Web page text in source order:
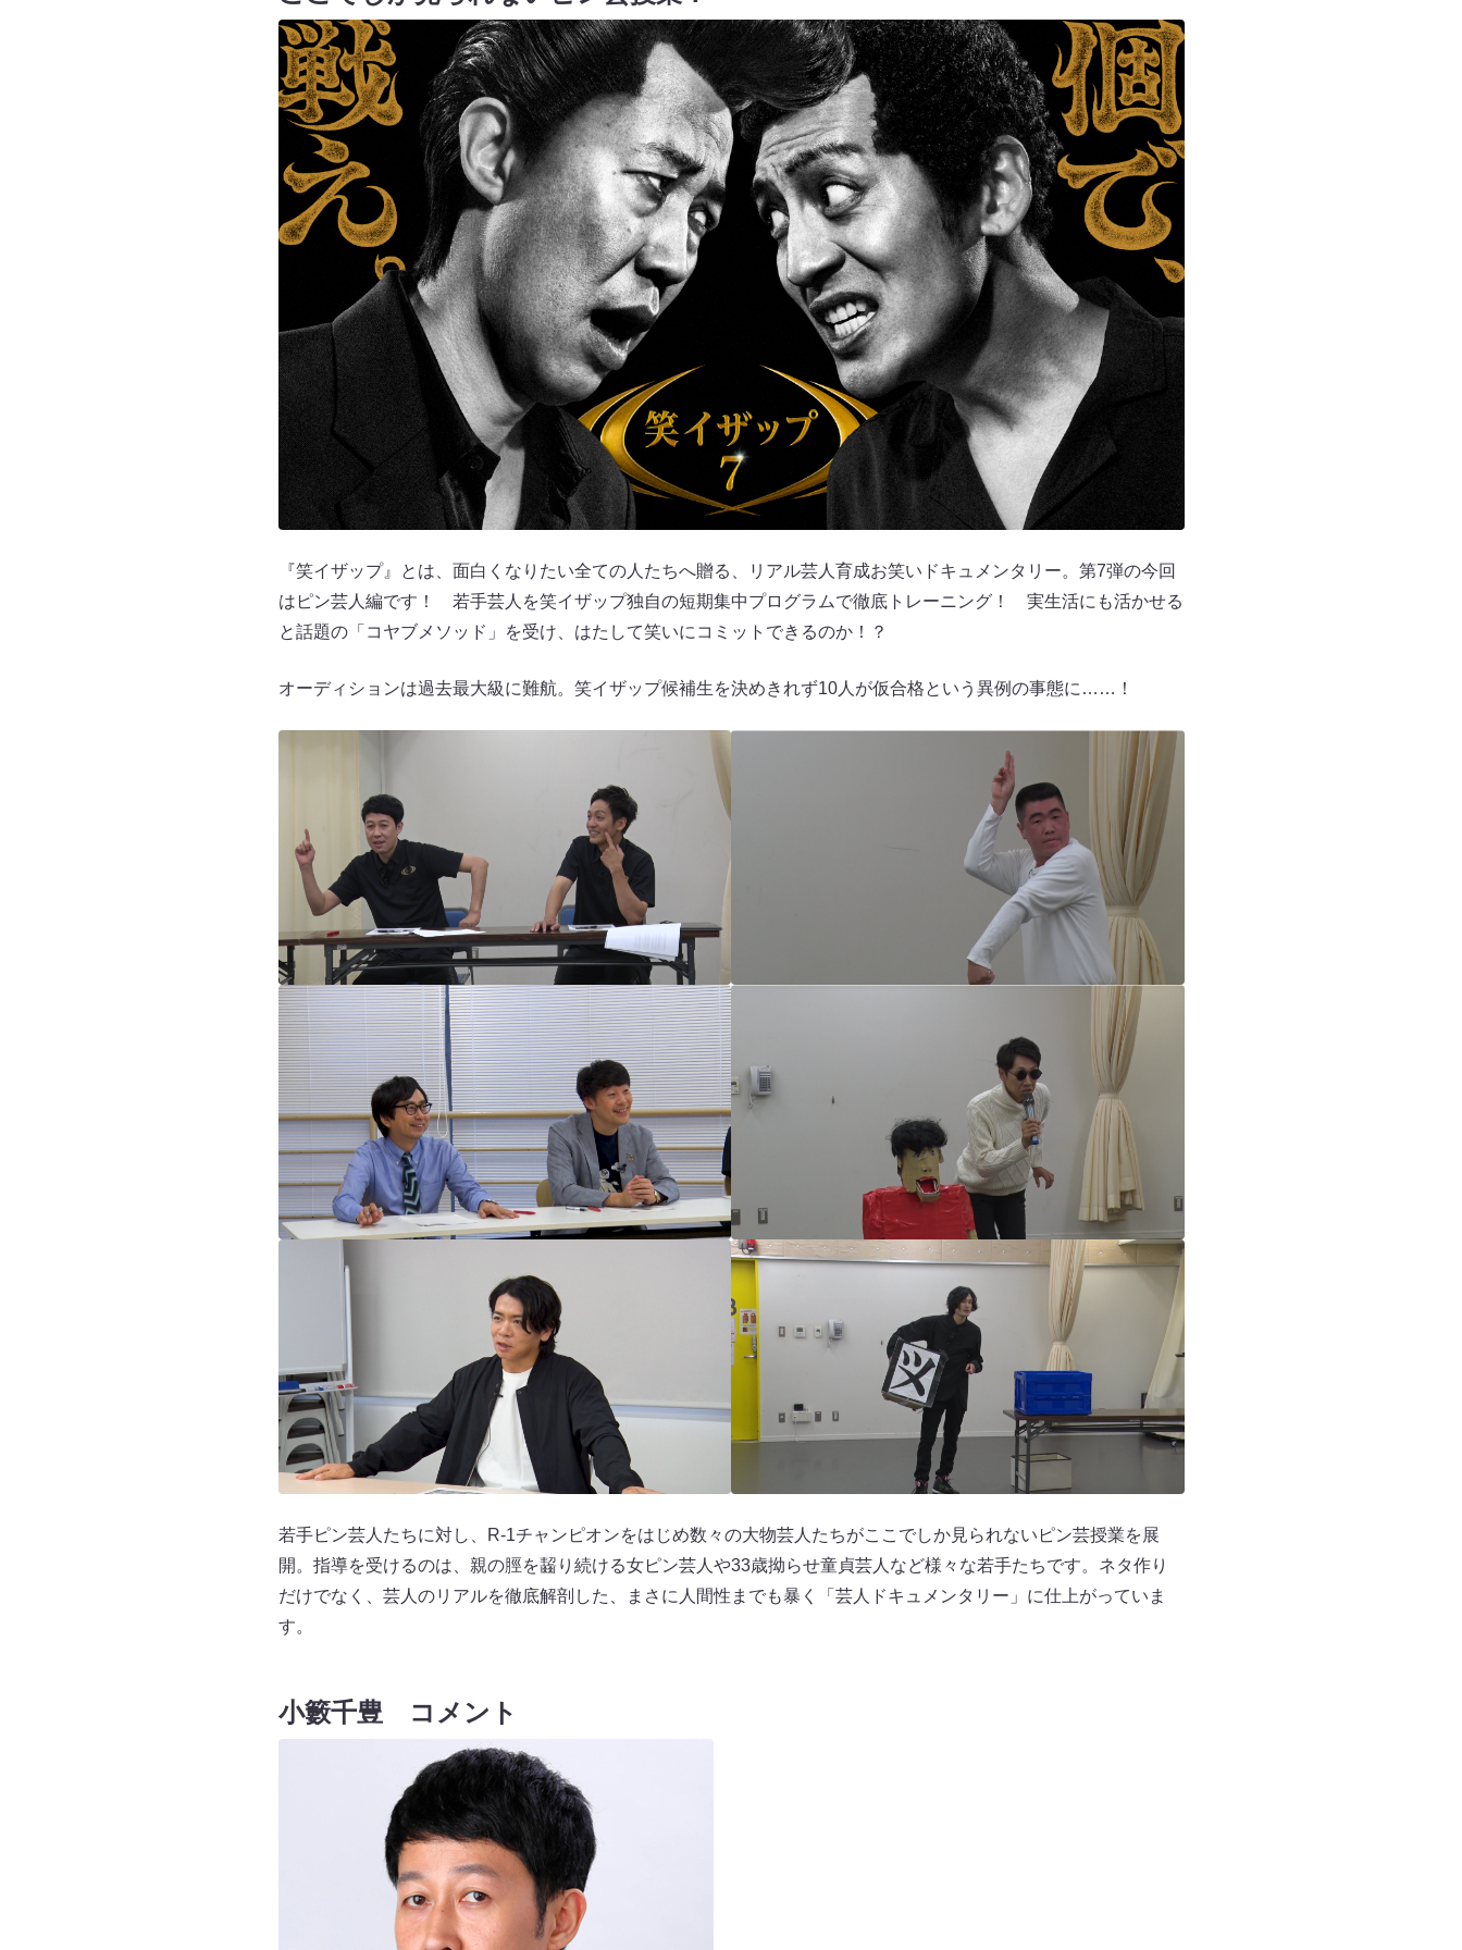
『笑イザップ』とは、面白くなりたい全ての人たちへ贈る、リアル芸人育成お笑いドキュメンタリー。第7弾の今回
はピン芸人編です！ 若手芸人を笑イザップ独自の短期集中プログラムで徹底トレーニング！ 実生活にも活かせる
と話題の「コヤブメソッド」を受け、はたして笑いにコミットできるのか！？
オーディションは過去最大級に難航。笑イザップ候補生を決めきれず10人が仮合格という異例の事態に……！
若手ピン芸人たちに対し、R-1チャンピオンをはじめ数々の大物芸人たちがここでしか見られないピン芸授業を展
開。指導を受けるのは、親の脛を齧り続ける女ピン芸人や33歳拗らせ童貞芸人など様々な若手たちです。ネタ作り
だけでなく、芸人のリアルを徹底解剖した、まさに人間性までも暴く「芸人ドキュメンタリー」に仕上がっていま
す。
小籔千豊 コメント